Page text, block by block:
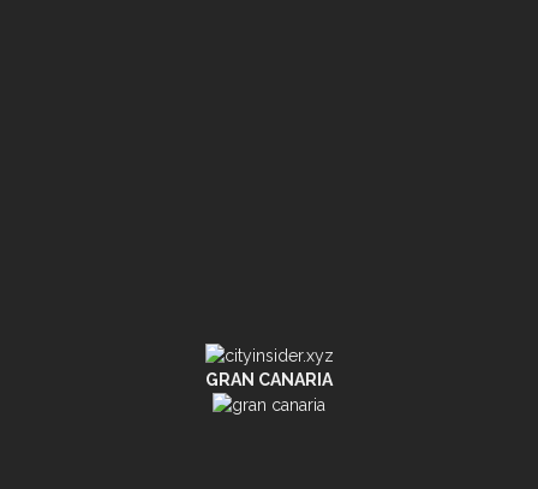
GRAN CANARIA